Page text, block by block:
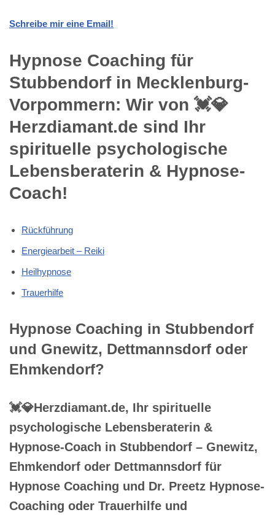
Schreibe mir eine Email!
Hypnose Coaching für
Stubbendorf in Mecklenburg-
Vorpommern: Wir von 💓️💎
Herzdiamant.de sind Ihr
spirituelle psychologische
Lebensberaterin & Hypnose-
Coach!
Rückführung
Energiearbeit – Reiki
Heilhypnose
Trauerhilfe
Hypnose Coaching in Stubbendorf
und Gnewitz, Dettmannsdorf oder
Ehmkendorf?
💓️💎Herzdiamant.de, Ihr spirituelle
psychologische Lebensberaterin &
Hypnose-Coach in Stubbendorf – Gnewitz,
Ehmkendorf oder Dettmannsdorf für
Hypnose Coaching und Dr. Preetz Hypnose-
Coaching oder Trauerhilfe und